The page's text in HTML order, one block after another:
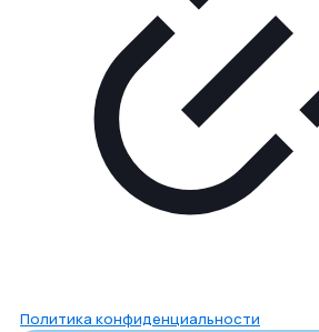
Политика конфиденциальности